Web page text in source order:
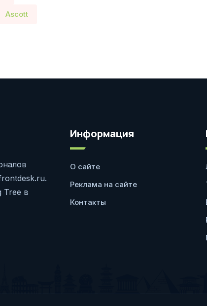
Ascott
Tree в
Информация
О сайте
Реклама на сайте
Контакты